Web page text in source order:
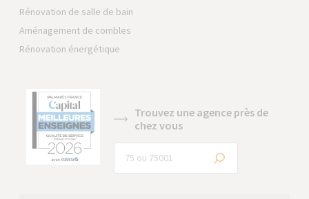
Rénovation de salle de bain
Aménagement de combles
Rénovation énergétique
Trouvez une agence près de
chez vous